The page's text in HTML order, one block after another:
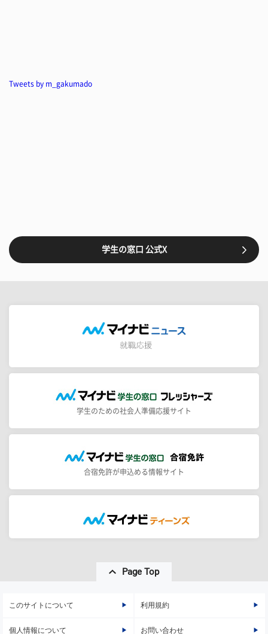
Tweets by m_gakumado
学生の窓口 公式X
学生のための社会人準備応援サイト
合宿免許が申込める情報サイト
Page Top
このサイトについて 利用規約
個人情報について お問い合わせ